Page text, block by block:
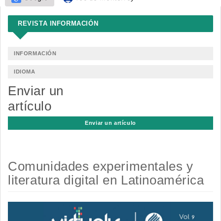
REVISTA INFORMACIÓN
INFORMACIÓN
IDIOMA
Enviar un
artículo
Enviar un artículo
Comunidades experimentales y
literatura digital en Latinoamérica